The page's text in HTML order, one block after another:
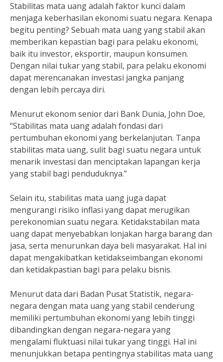
Stabilitas mata uang adalah faktor kunci dalam
menjaga keberhasilan ekonomi suatu negara. Kenapa
begitu penting? Sebuah mata uang yang stabil akan
memberikan kepastian bagi para pelaku ekonomi,
baik itu investor, eksportir, maupun konsumen.
Dengan nilai tukar yang stabil, para pelaku ekonomi
dapat merencanakan investasi jangka panjang
dengan lebih percaya diri.
Menurut ekonom senior dari Bank Dunia, John Doe,
“Stabilitas mata uang adalah fondasi dari
pertumbuhan ekonomi yang berkelanjutan. Tanpa
stabilitas mata uang, sulit bagi suatu negara untuk
menarik investasi dan menciptakan lapangan kerja
yang stabil bagi penduduknya.”
Selain itu, stabilitas mata uang juga dapat
mengurangi risiko inflasi yang dapat merugikan
perekonomian suatu negara. Ketidakstabilan mata
uang dapat menyebabkan lonjakan harga barang dan
jasa, serta menurunkan daya beli masyarakat. Hal ini
dapat mengakibatkan ketidakseimbangan ekonomi
dan ketidakpastian bagi para pelaku bisnis.
Menurut data dari Badan Pusat Statistik, negara-
negara dengan mata uang yang stabil cenderung
memiliki pertumbuhan ekonomi yang lebih tinggi
dibandingkan dengan negara-negara yang
mengalami fluktuasi nilai tukar yang tinggi. Hal ini
menunjukkan betapa pentingnya stabilitas mata uang